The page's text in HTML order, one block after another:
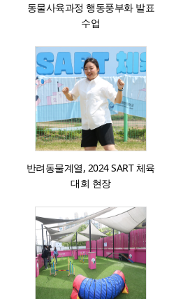
동물사육과정 행동풍부화 발표
수업
반려동물계열, 2024 SART 체육
대회 현장